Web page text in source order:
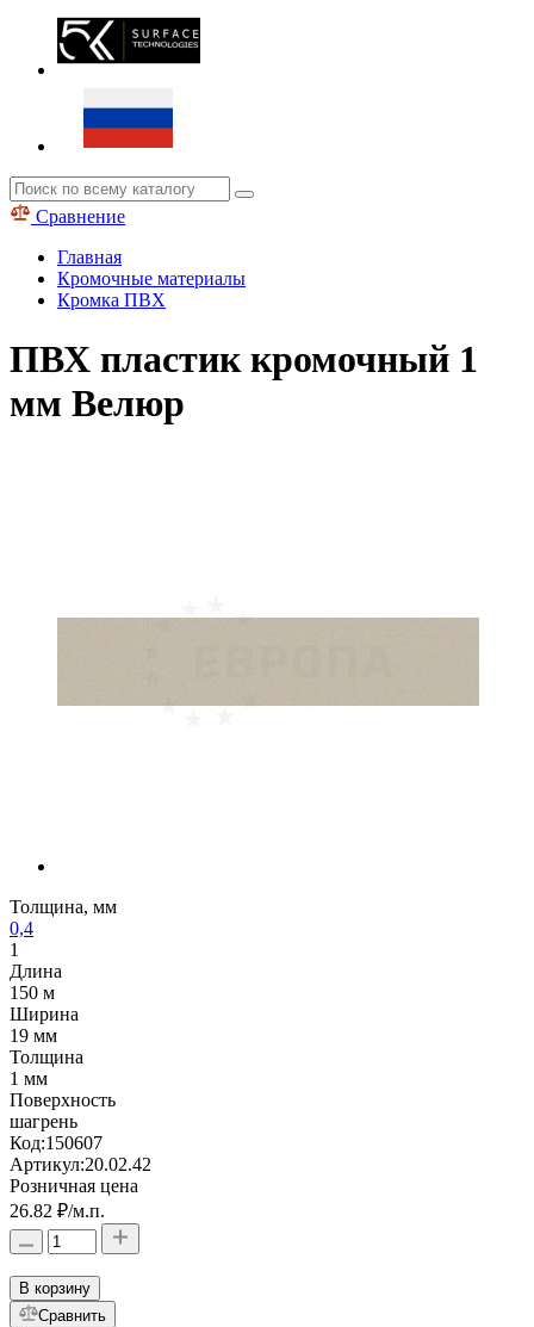
Сравнение
Главная
Кромочные материалы
Кромка ПВХ
ПВХ пластик кромочный 1
мм Велюр
Толщина, мм
0,4
1
Длина
150 м
Ширина
19 мм
Толщина
1 мм
Поверхность
шагрень
Код:150607
Артикул:20.02.42
Розничная цена
26.82 ₽/м.п.
В корзину
Сравнить